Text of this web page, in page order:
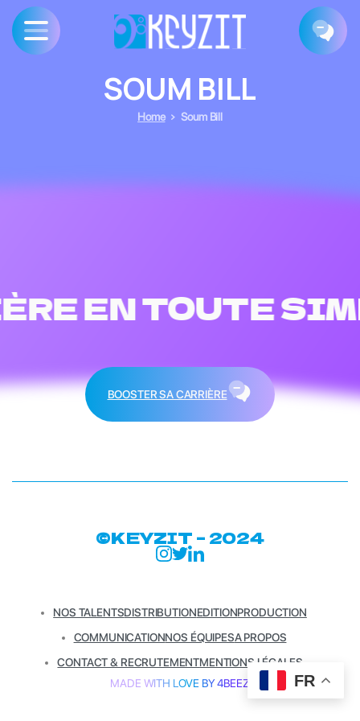
SOUM BILL
Home Soum Bill
EN TOUTE
BOOSTER SA CARRIÈRE
©KEYZIT – 2024
NOS TALENTSDISTRIBUTIONEDITIONPRODUCTION
COMMUNICATIONNOS ÉQUIPESA PROPOS
CONTACT & RECRUTEMENTMENTIONS LÉGALES
MADE WITH LOVE BY 4BEEZ
FR